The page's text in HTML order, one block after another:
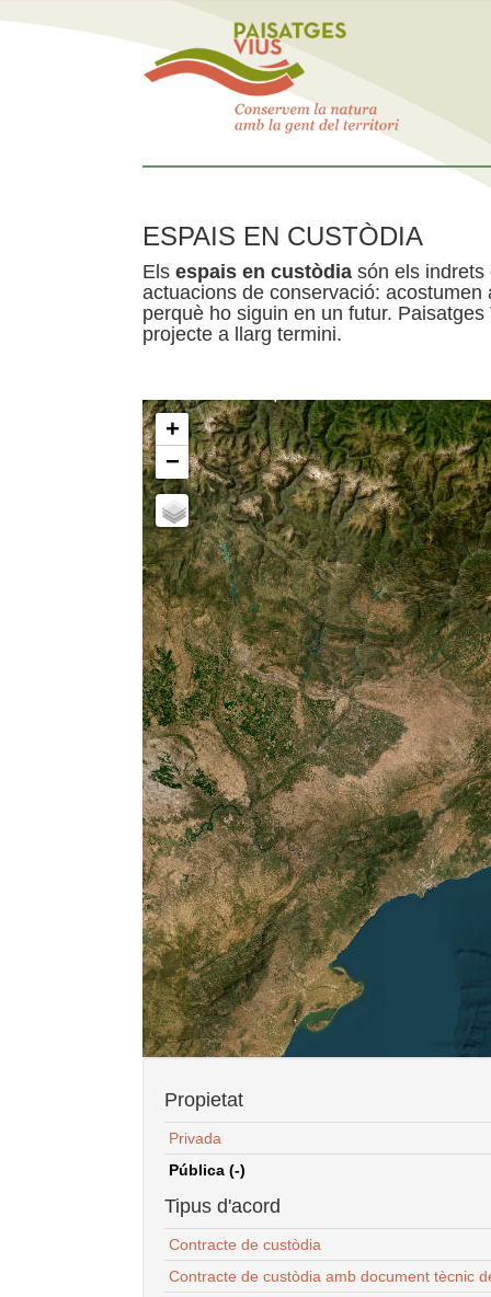
ESPAIS EN CUSTÒDIA
Els espais en custòdia són els indrets
actuacions de conservació:
perquè ho siguin en un futur.
projecte a llarg termini.
+
−
Propietat
Privada
Pública (-)
Tipus d'acord
Contracte de custòdia
Contracte de custòdia amb document tècnic